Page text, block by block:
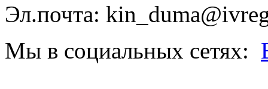
Эл.почта:
Мы в социальных сетях: